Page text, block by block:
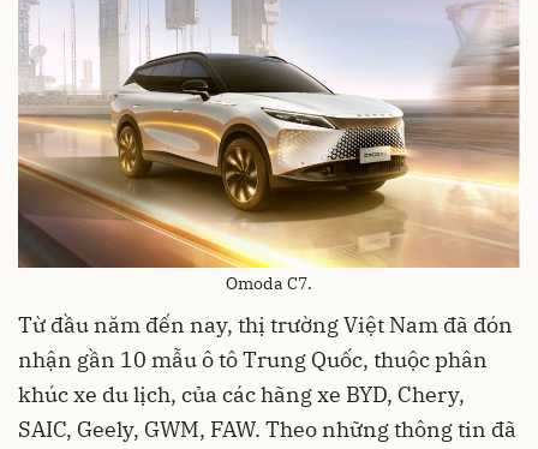
Omoda C7.
Từ đầu năm đến nay, thị trường Việt Nam đã đón
nhận gần 10 mẫu ô tô Trung Quốc, thuộc phân
khúc xe du lịch, của các hãng xe BYD, Chery,
SAIC, Geely, GWM, FAW. Theo những thông tin đã